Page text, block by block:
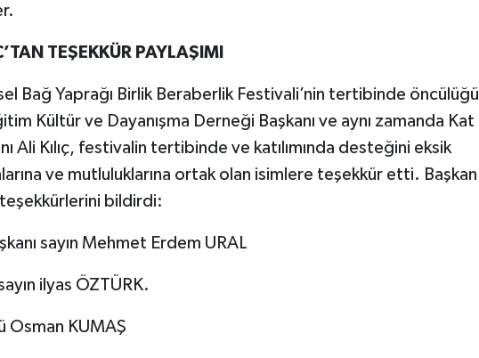
TEŞEKKÜR PAYLAŞIMI
Bağ Yaprağı Birlik Beraberlik Festivali’nin tertibinde öncülüğü
Kültür ve Dayanışma Derneği Başkanı ve aynı zamanda Kat
Ali Kılıç, festivalin tertibinde ve katılımında desteğini eksik
ve mutluluklarına ortak olan isimlere teşekkür etti. Başkan
teşekkürlerini bildirdi:
sayın Mehmet Erdem URAL
ilyas ÖZTÜRK.
Osman KUMAŞ